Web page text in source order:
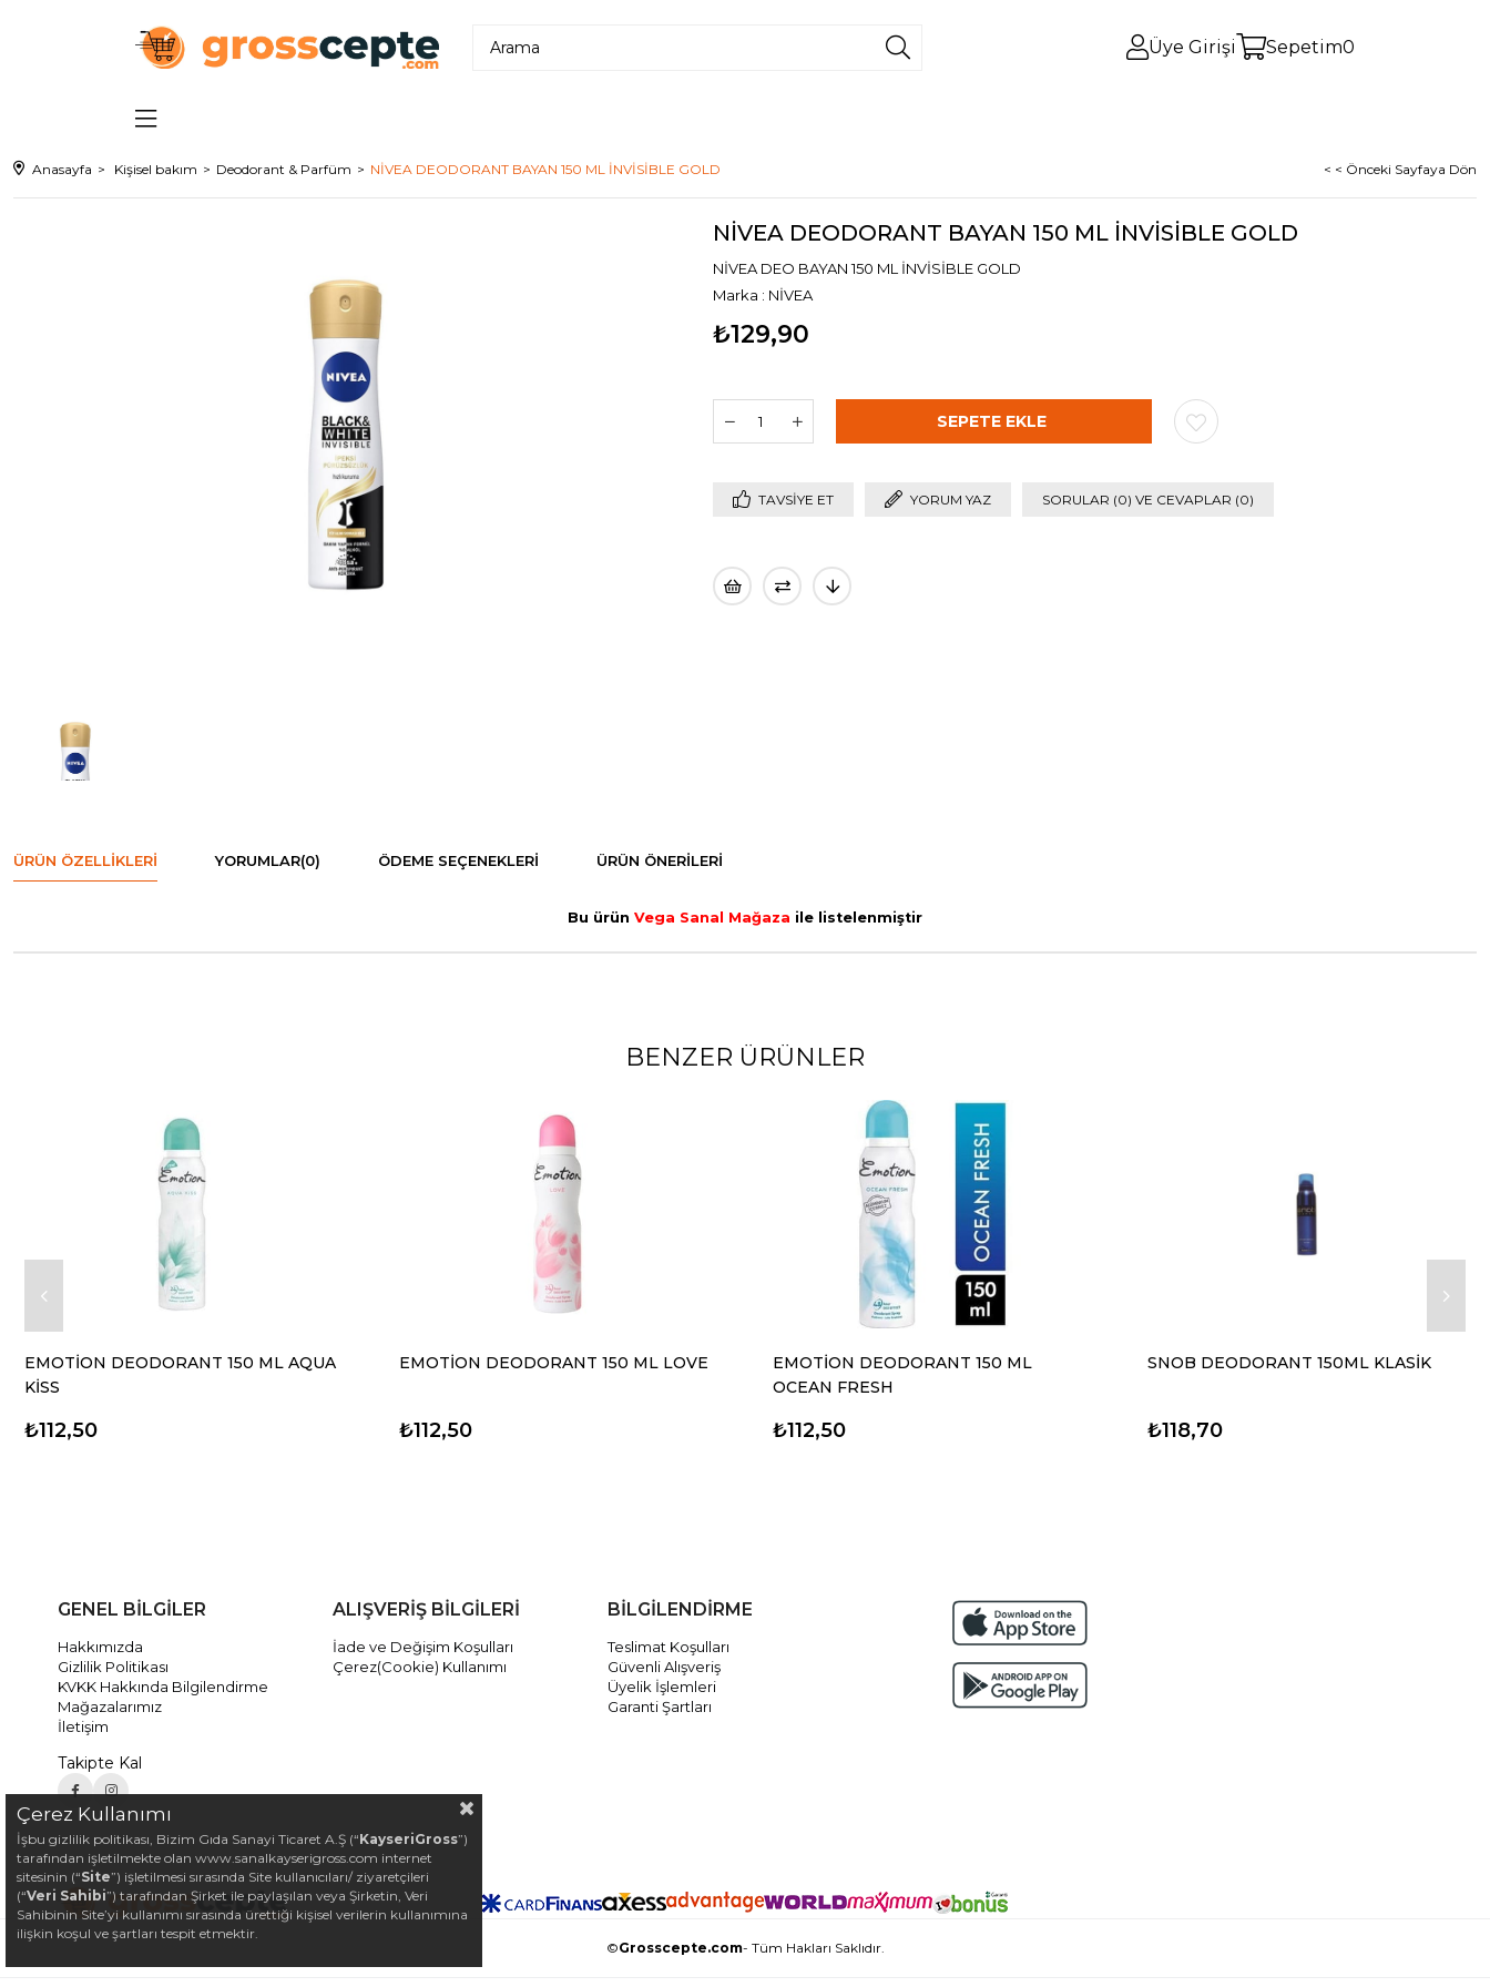
Üye Girişi Sepetim0
Anasayfa Kişisel bakım Deodorant & Parfüm NİVEA DEODORANT BAYAN 150 ML İNVİSİBLE GOLD < < Önceki Sayfaya Dön
NİVEA DEODORANT BAYAN 150 ML İNVİSİBLE GOLD
NİVEA DEO BAYAN 150 ML İNVİSİBLE GOLD
Marka : NİVEA
₺129,90
TAVSIYE ET YORUM YAZ SORULAR (0) VE CEVAPLAR (0)
ÜRÜN ÖZELLIKLERI YORUMLAR(0) ÖDEME SEÇENEKLERI ÜRÜN ÖNERILERI
Bu ürün Vega Sanal Mağaza ile listelenmiştir
BENZER ÜRÜNLER
EMOTİON DEODORANT 150 ML AQUA
KİSS
₺112,50
EMOTİON DEODORANT 150 ML LOVE
₺112,50
EMOTİON DEODORANT 150 ML
OCEAN FRESH
₺112,50
SNOB DEODORANT 150ML KLASİK
₺118,70
GENEL BİLGİLER
Hakkımızda
Gizlilik Politikası
KVKK Hakkında Bilgilendirme
Mağazalarımız
İletişim
Takipte Kal
ALIŞVERİŞ BİLGİLERİ
İade ve Değişim Koşulları
Çerez(Cookie) Kullanımı
BİLGİLENDİRME
Teslimat Koşulları
Güvenli Alışveriş
Üyelik İşlemleri
Garanti Şartları
©Grosscepte.com- Tüm Hakları Saklıdır.
Çerez Kullanımı
İşbu gizlilik politikası, Bizim Gıda Sanayi Ticaret A.Ş (“KayseriGross”)
tarafından işletilmekte olan www.sanalkayserigross.com internet
sitesinin (“Site”) işletilmesi sırasında Site kullanıcıları/ ziyaretçileri
(“Veri Sahibi”) tarafından Şirket ile paylaşılan veya Şirketin, Veri
Sahibinin Site’yi kullanımı sırasında ürettiği kişisel verilerin kullanımına
ilişkin koşul ve şartları tespit etmektir.